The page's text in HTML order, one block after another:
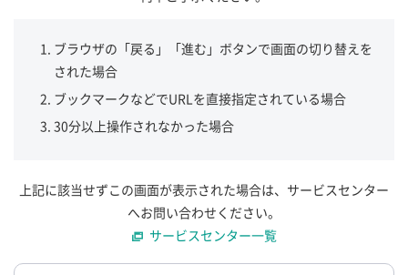
ブラウザの「戻る」「進む」ボタンで画面の切り替えを
された場合
ブックマークなどでURLを直接指定されている場合
30分以上操作されなかった場合
上記に該当せずこの画面が表示された場合は、サービスセンター
へお問い合わせください。
サービスセンター一覧